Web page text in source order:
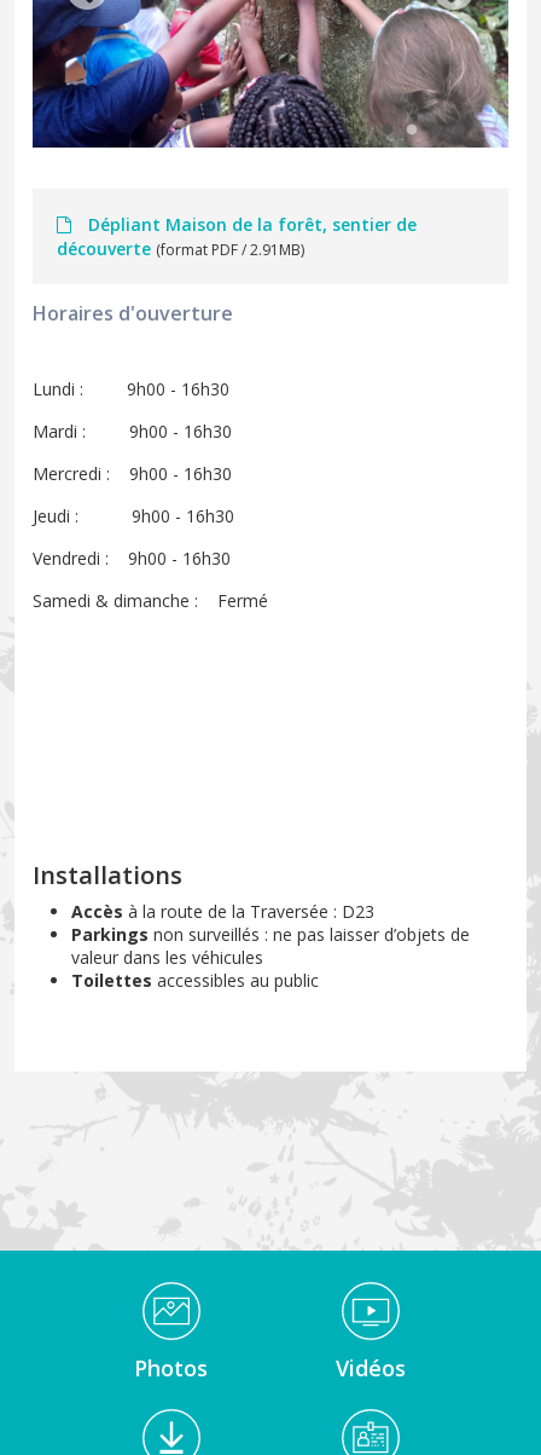
Dépliant Maison de la forêt, sentier de
découverte (format PDF / 2.91MB)
Horaires d'ouverture
Lundi : 9h00 - 16h30
Mardi : 9h00 - 16h30
Mercredi : 9h00 - 16h30
Jeudi : 9h00 - 16h30
Vendredi : 9h00 - 16h30
Samedi & dimanche : Fermé
Installations
Accès à la route de la Traversée : D23
Parkings non surveillés : ne pas laisser d’objets de
valeur dans les véhicules
Toilettes accessibles au public
Médiathèque Footer
Photos Vidéos